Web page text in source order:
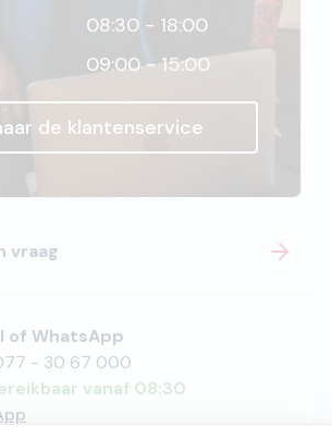
08:30 - 18:00
09:00 - 15:00
de klantenservice
vraag
of WhatsApp
- 30 67 000
vanaf 08:30